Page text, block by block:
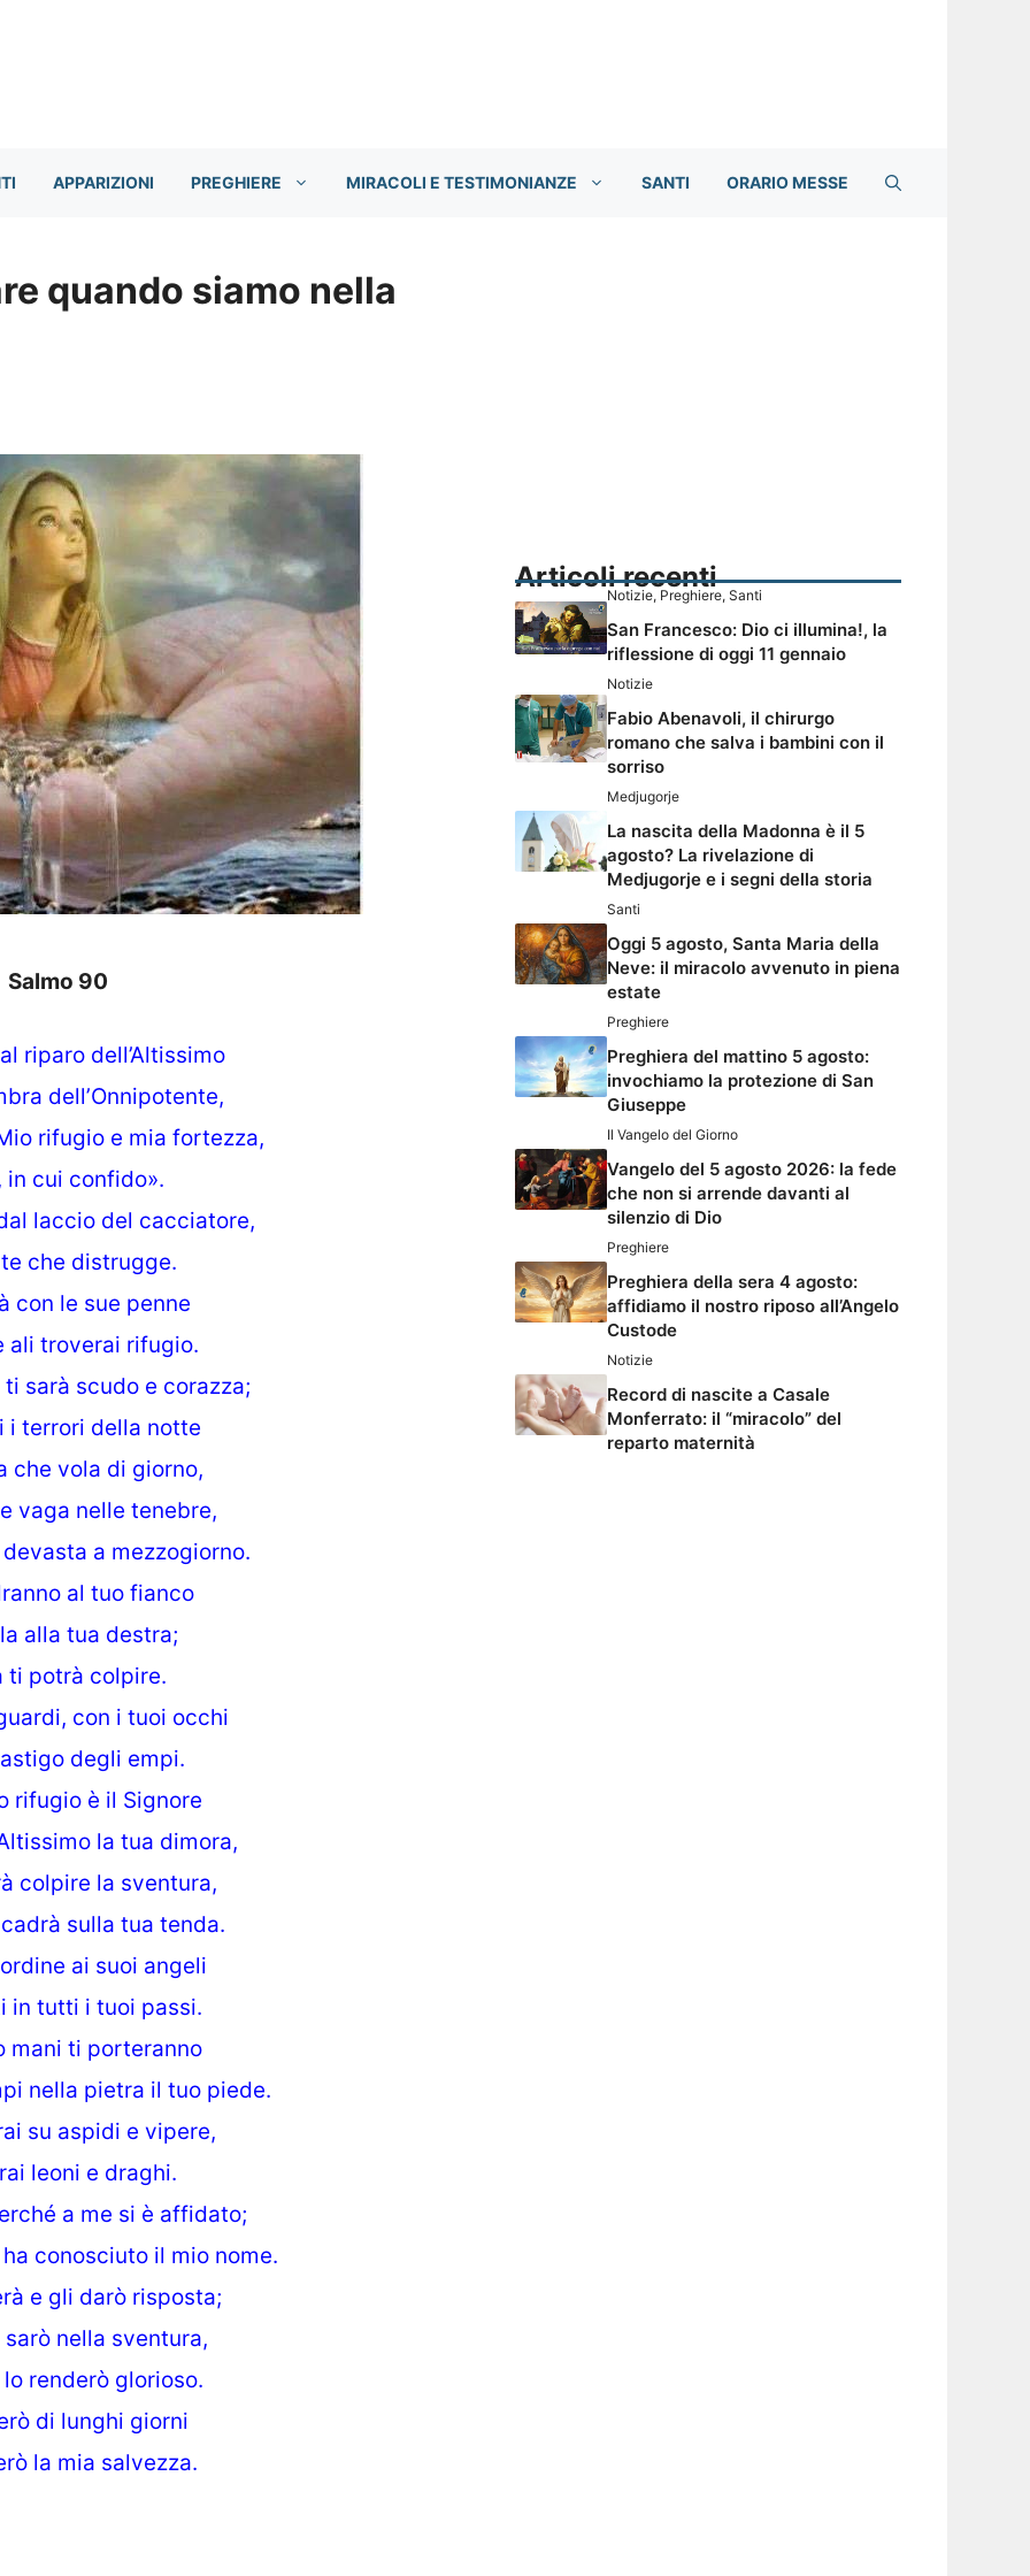
APPARIZIONI PREGHIERE MIRACOLI E TESTIMONIANZE SANTI ORARIO MESSE
quando siamo nella
90
riparo dell’Altissimo
dell’Onnipotente,
rifugio e mia fortezza,
in cui confido».
laccio del cacciatore,
che distrugge.
con le sue penne
ali troverai rifugio.
sarà scudo e corazza;
i terrori della notte
che vola di giorno,
vaga nelle tenebre,
a mezzogiorno.
al tuo fianco
alla tua destra;
ti potrà colpire.
con i tuoi occhi
degli empi.
rifugio è il Signore
la tua dimora,
colpire la sventura,
sulla tua tenda.
ai suoi angeli
in tutti i tuoi passi.
mani ti porteranno
nella pietra il tuo piede.
su aspidi e vipere,
leoni e draghi.
a me si è affidato;
conosciuto il mio nome.
e gli darò risposta;
nella sventura,
renderò glorioso.
di lunghi giorni
la mia salvezza.
Articoli recenti
Notizie, Preghiere, Santi
San Francesco: Dio ci illumina!, la
riflessione di oggi 11 gennaio
Notizie
Fabio Abenavoli, il chirurgo
romano che salva i bambini con il
sorriso
Medjugorje
La nascita della Madonna è il 5
agosto? La rivelazione di
Medjugorje e i segni della storia
Santi
Oggi 5 agosto, Santa Maria della
Neve: il miracolo avvenuto in piena
estate
Preghiere
Preghiera del mattino 5 agosto:
invochiamo la protezione di San
Giuseppe
Il Vangelo del Giorno
Vangelo del 5 agosto 2026: la fede
che non si arrende davanti al
silenzio di Dio
Preghiere
Preghiera della sera 4 agosto:
affidiamo il nostro riposo all’Angelo
Custode
Notizie
Record di nascite a Casale
Monferrato: il “miracolo” del
reparto maternità